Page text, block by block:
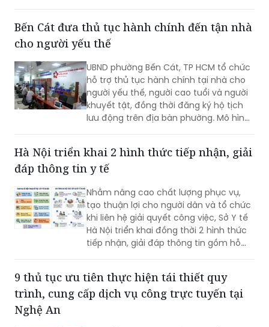
Bến Cát đưa thủ tục hành chính đến tận nhà
cho người yếu thế
UBND phường Bến Cát, TP HCM tổ chức
hỗ trợ thủ tục hành chính tại nhà cho
người yếu thế, người cao tuổi và người
khuyết tật, đồng thời đăng ký hộ tịch
lưu động trên địa bàn phường. Mô hình
Hà Nội triển khai 2 hình thức tiếp nhận, giải
đáp thông tin y tế
Nhằm nâng cao chất lượng phục vụ,
tạo thuận lợi cho người dân và tổ chức
khi liên hệ giải quyết công việc, Sở Y tế
Hà Nội triển khai đồng thời 2 hình thức
tiếp nhận, giải đáp thông tin gồm hỗ
9 thủ tục ưu tiên thực hiện tái thiết quy
trình, cung cấp dịch vụ công trực tuyến tại
Nghệ An